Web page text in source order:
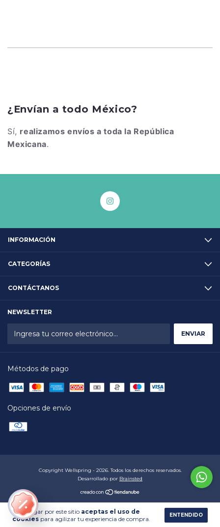
Al navegar por este sitio aceptas el uso de
cookies para agilizar tu experiencia de compra.
ENTENDIDO
¿Envían a todo México?
Sí, realizamos envíos a toda la República
Mexicana.
INFORMACIÓN
CATEGORÍAS
CONTÁCTANOS
NEWSLETTER
Métodos de pago
Opciones de envío
Copyright Wellspring - 2026. Todos los derechos reservados.
Desarrollado por Brainsted